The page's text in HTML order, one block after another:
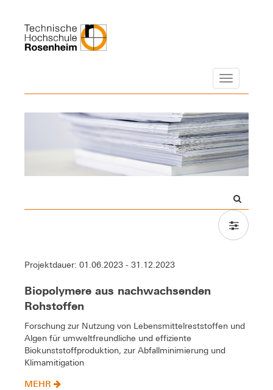
Navigation
Projektdauer: 01.06.2023 - 31.12.2023
Biopolymere aus nachwachsenden
Rohstoffen
Forschung zur Nutzung von Lebensmittelreststoffen und
Algen für umweltfreundliche und effiziente
Biokunststoffproduktion, zur Abfallminimierung und
Klimamitigation
MEHR